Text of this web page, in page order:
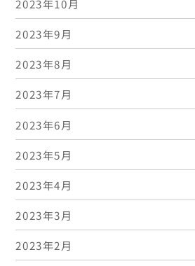
2023年10月
2023年9月
2023年8月
2023年7月
2023年6月
2023年5月
2023年4月
2023年3月
2023年2月